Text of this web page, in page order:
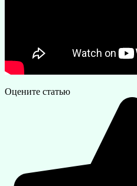
Оцените статью